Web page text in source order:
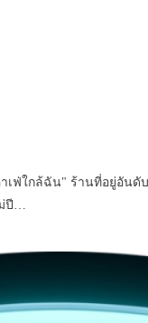
คาเฟ่ใกล้ฉัน" ร้านที่อยู่
ปี…